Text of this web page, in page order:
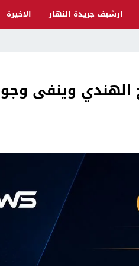
ارشيف جريدة النهار
الاخيرة
القصب… | د.عزيزجبر الساعدي
الهندي وينفى